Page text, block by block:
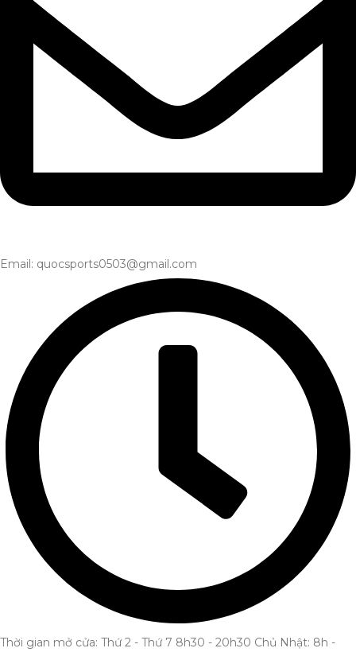
Email: quocsports0503@gmail.com
Thời gian mở cửa: Thứ 2 - Thứ 7 8h30 - 20h30 Chủ Nhật: 8h -